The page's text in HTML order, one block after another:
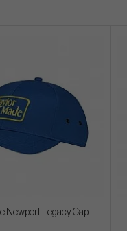
Newport Legacy Cap